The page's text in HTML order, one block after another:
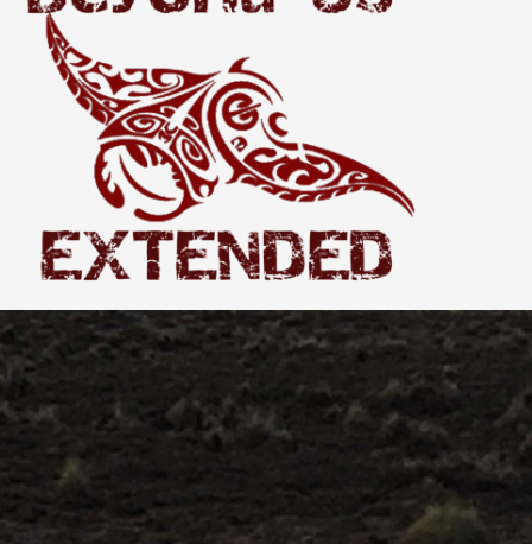
THE WORLD BEYOND US
Extended